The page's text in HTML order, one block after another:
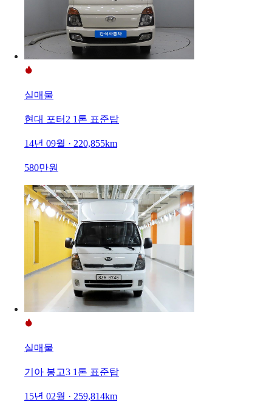
실매물
현대 포터2 1톤 표준탑
14년 09월 · 220,855km
580만원
실매물
기아 봉고3 1톤 표준탑
15년 02월 · 259,814km